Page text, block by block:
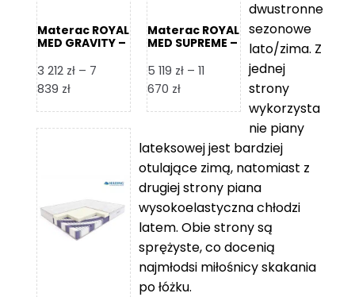
Materac ROYAL
MED GRAVITY –
3 212 zł – 7
839 złZakres
od
839 zł
Materac ROYAL
MED SUPREME –
5 119 zł – 11
670 złZakres
5
119 zł
do
670 zł
dwustronne
sezonowe
lato/zima. Z
jednej
strony
wykorzysta
nie piany
lateksowej jest bardziej
otulające zimą, natomiast z
drugiej strony piana
wysokoelastyczna chłodzi
latem. Obie strony są
sprężyste, co docenią
najmłodsi miłośnicy skakania
po łóżku.